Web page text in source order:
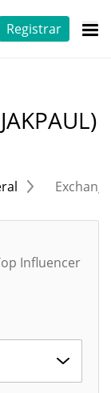
Registrar
Influencer